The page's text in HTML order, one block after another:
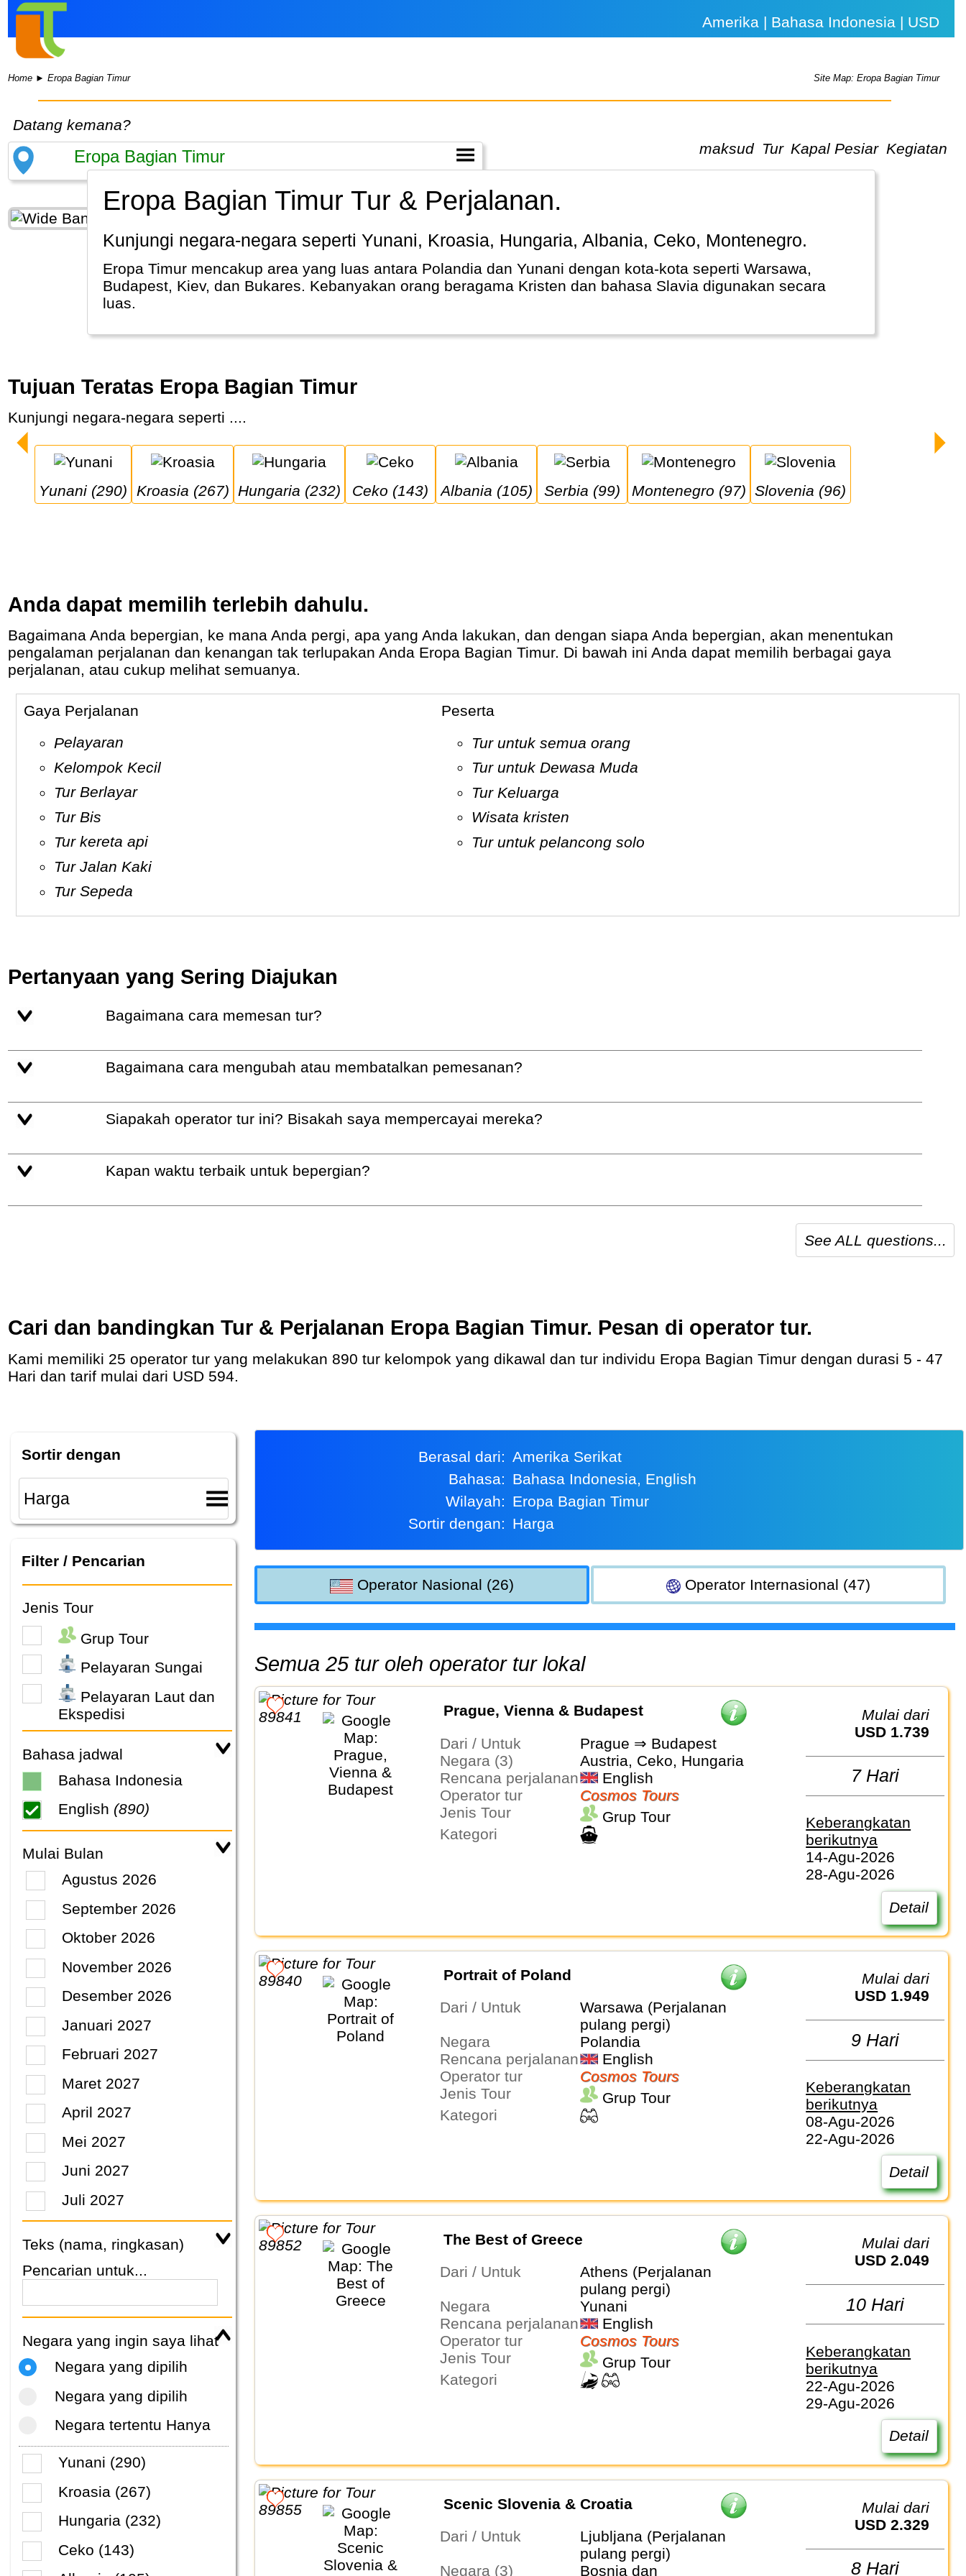
Amerika | Bahasa Indonesia | USD
Home ►Eropa Bagian Timur Site Map: Eropa Bagian Timur
Datang kemana?
maksud Tur Kapal Pesiar Kegiatan
Eropa Bagian Timur Tur & Perjalanan.
Kunjungi negara-negara seperti Yunani, Kroasia, Hungaria, Albania, Ceko, Montenegro.
Eropa Timur mencakup area yang luas antara Polandia dan Yunani dengan kota-kota seperti Warsawa,
Budapest, Kiev, dan Bukares. Kebanyakan orang beragama Kristen dan bahasa Slavia digunakan secara
luas.
Tujuan Teratas Eropa Bagian Timur
Kunjungi negara-negara seperti ....
Yunani (290) Kroasia (267) Hungaria (232) Ceko (143) Albania (105) Serbia (99) Montenegro (97) Slovenia (96)
Anda dapat memilih terlebih dahulu.
Bagaimana Anda bepergian, ke mana Anda pergi, apa yang Anda lakukan, dan dengan siapa Anda bepergian, akan menentukan
pengalaman perjalanan dan kenangan tak terlupakan Anda Eropa Bagian Timur. Di bawah ini Anda dapat memilih berbagai gaya
perjalanan, atau cukup melihat semuanya.
Gaya Perjalanan
Pelayaran
Kelompok Kecil
Tur Berlayar
Tur Bis
Tur kereta api
Tur Jalan Kaki
Tur Sepeda
Peserta
Tur untuk semua orang
Tur untuk Dewasa Muda
Tur Keluarga
wisata kristen
Tur untuk pelancong solo
Pertanyaan yang Sering Diajukan
Bagaimana cara memesan tur?
Bagaimana cara mengubah atau membatalkan pemesanan?
Siapakah operator tur ini? Bisakah saya mempercayai mereka?
Kapan waktu terbaik untuk bepergian?
See ALL questions...
Cari dan bandingkan Tur & Perjalanan Eropa Bagian Timur. Pesan di operator tur.
Kami memiliki 25 operator tur yang melakukan 890 tur kelompok yang dikawal dan tur individu Eropa Bagian Timur dengan durasi 5 - 47
Hari dan tarif mulai dari USD 594.
Sortir dengan
Filter / Pencarian
Jenis Tour
Grup Tour
Pelayaran Sungai
Pelayaran Laut dan
Ekspedisi
Bahasa jadwal
Bahasa Indonesia
English (890)
Mulai Bulan
Agustus 2026
September 2026
Oktober 2026
November 2026
Desember 2026
Januari 2027
Februari 2027
Maret 2027
April 2027
Mei 2027
Juni 2027
Juli 2027
Teks (nama, ringkasan)
Pencarian untuk...
Negara yang ingin saya lihat
Negara yang dipilih
Negara yang dipilih
Negara tertentu Hanya
Yunani (290)
Kroasia (267)
Hungaria (232)
Ceko (143)
Berasal dari:
Amerika Serikat
Bahasa:
Bahasa Indonesia, English
Wilayah:
Eropa Bagian Timur
Sortir dengan:
Harga
Operator Nasional (26) Operator Internasional (47)
Semua 25 tur oleh operator tur lokal
Prague, Vienna & Budapest
Dari / Untuk
Prague ⇒ Budapest
Negara (3)
Austria, Ceko, Hungaria
Rencana perjalanan
English
Operator tur
Cosmos Tours
Jenis Tour
Grup Tour
Kategori
Mulai dari
USD 1.739
7 Hari
Keberangkatan
berikutnya
14-Agu-2026
28-Agu-2026
Detail
Portrait of Poland
Dari / Untuk
Warsawa (Perjalanan
pulang pergi)
Negara
Polandia
Rencana perjalanan
English
Operator tur
Cosmos Tours
Jenis Tour
Grup Tour
Kategori
Mulai dari
USD 1.949
9 Hari
Keberangkatan
berikutnya
08-Agu-2026
22-Agu-2026
Detail
The Best of Greece
Dari / Untuk
Athens (Perjalanan
pulang pergi)
Negara
Yunani
Rencana perjalanan
English
Operator tur
Cosmos Tours
Jenis Tour
Grup Tour
Kategori
Mulai dari
USD 2.049
10 Hari
Keberangkatan
berikutnya
22-Agu-2026
29-Agu-2026
Detail
Scenic Slovenia & Croatia
Dari / Untuk
Ljubljana (Perjalanan
pulang pergi)
Negara (3)
Bosnia dan
Mulai dari
USD 2.329
8 Hari